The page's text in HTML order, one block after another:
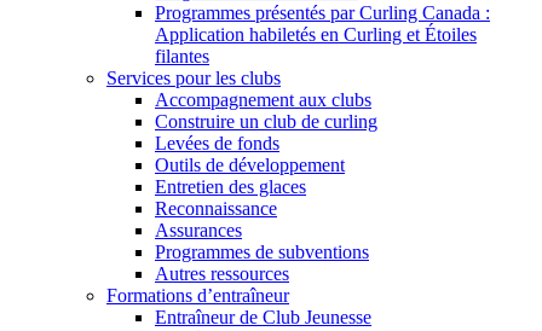
Programmes présentés par Curling Canada :
Application habiletés en Curling et Étoiles
filantes
Services pour les clubs
Accompagnement aux clubs
Construire un club de curling
Levées de fonds
Outils de développement
Entretien des glaces
Reconnaissance
Assurances
Programmes de subventions
Autres ressources
Formations d’entraîneur
Entraîneur de Club Jeunesse